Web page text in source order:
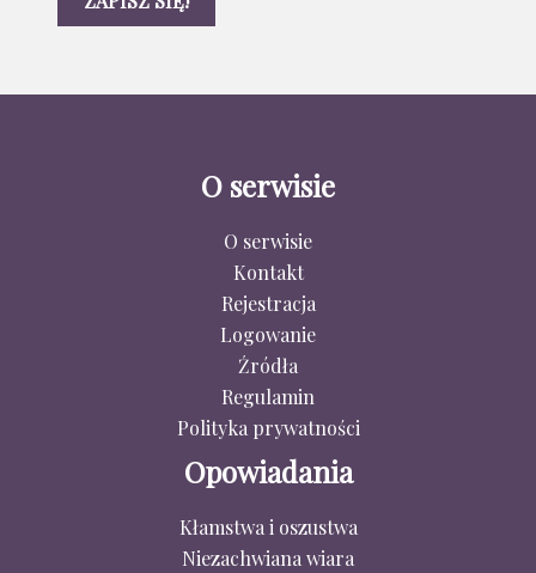
O serwisie
O serwisie
Kontakt
Rejestracja
Logowanie
Źródła
Regulamin
Polityka prywatności
Opowiadania
Kłamstwa i oszustwa
Niezachwiana wiara